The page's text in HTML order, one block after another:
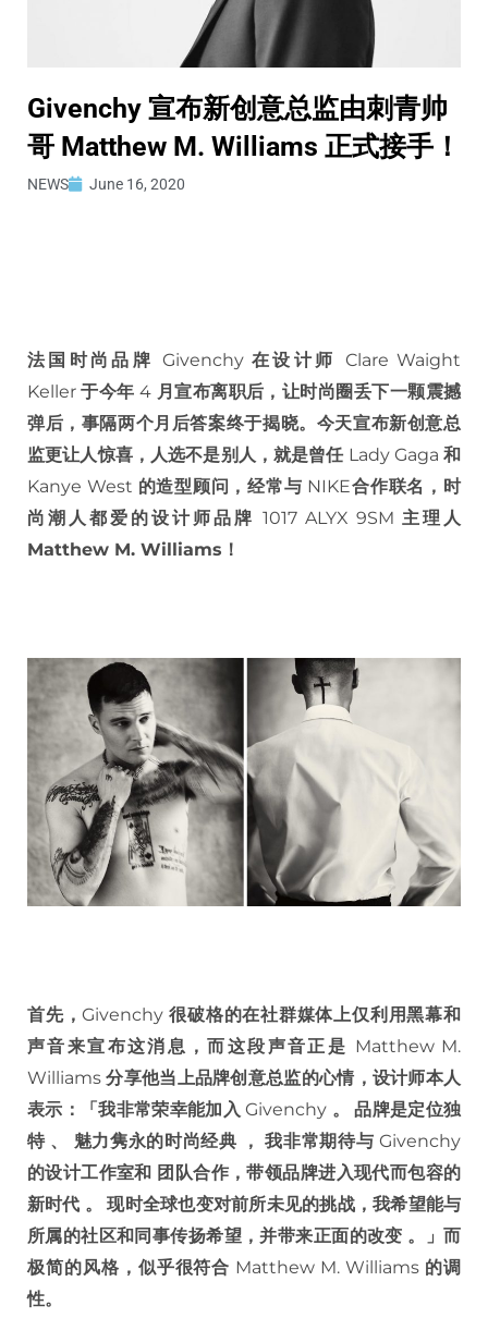
Givenchy 宣布新创意总监由刺青帅
哥 Matthew M. Williams 正式接手！
NEWS June 16, 2020
法国时尚品牌 Givenchy 在设计师 Clare Waight
Keller于今年 4 月宣布离职后，让时尚圈丢下一颗震撼
弹后，事隔两个月后答案终于揭晓。今天宣布新创意总
监更让人惊喜，人选不是别人，就是曾任 Lady Gaga和
Kanye West 的造型顾问，经常与 NIKE合作联名，时
尚潮人都爱的设计师品牌 1017 ALYX 9SM 主理人
Matthew M. Williams！
首先，Givenchy很破格的在社群媒体上仅利用黑幕和
声音来宣布这消息，而这段声音正是 Matthew M.
Williams分享他当上品牌创意总监的心情，设计师本人
表示：「我非常荣幸能加入 Givenchy 。
品牌是定位独
特 、 魅力隽永的时尚经典 ， 我非常期待与 Givenchy
的设计工作室和 团队合作，带领品牌进入现代而包容的
新时代 。
现时全球也变对前所未见的挑战，我希望能与
所属的社区和同事传扬希望，并带来正面的改变 。」而
极简的风格，似乎很符合 Matthew M. Williams 的调
性。